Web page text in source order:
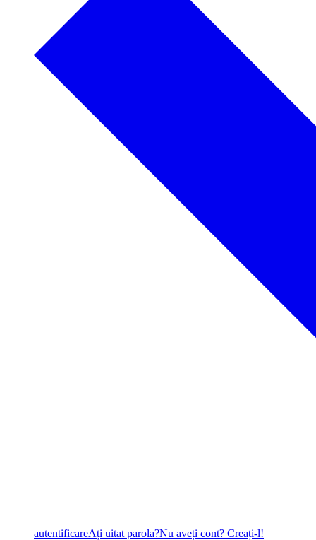
autentificareAți uitat parola?Nu aveți cont? Creați-l!